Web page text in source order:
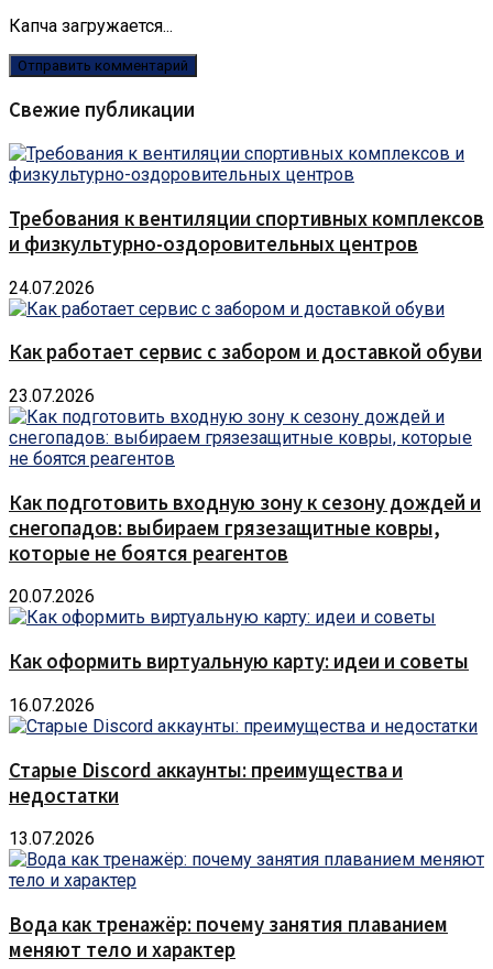
Капча загружается...
Свежие публикации
Требования к вентиляции спортивных комплексов
и физкультурно-оздоровительных центров
24.07.2026
Как работает сервис с забором и доставкой обуви
23.07.2026
Как подготовить входную зону к сезону дождей и
снегопадов: выбираем грязезащитные ковры,
которые не боятся реагентов
20.07.2026
Как оформить виртуальную карту: идеи и советы
16.07.2026
Старые Discord аккаунты: преимущества и
недостатки
13.07.2026
Вода как тренажёр: почему занятия плаванием
меняют тело и характер